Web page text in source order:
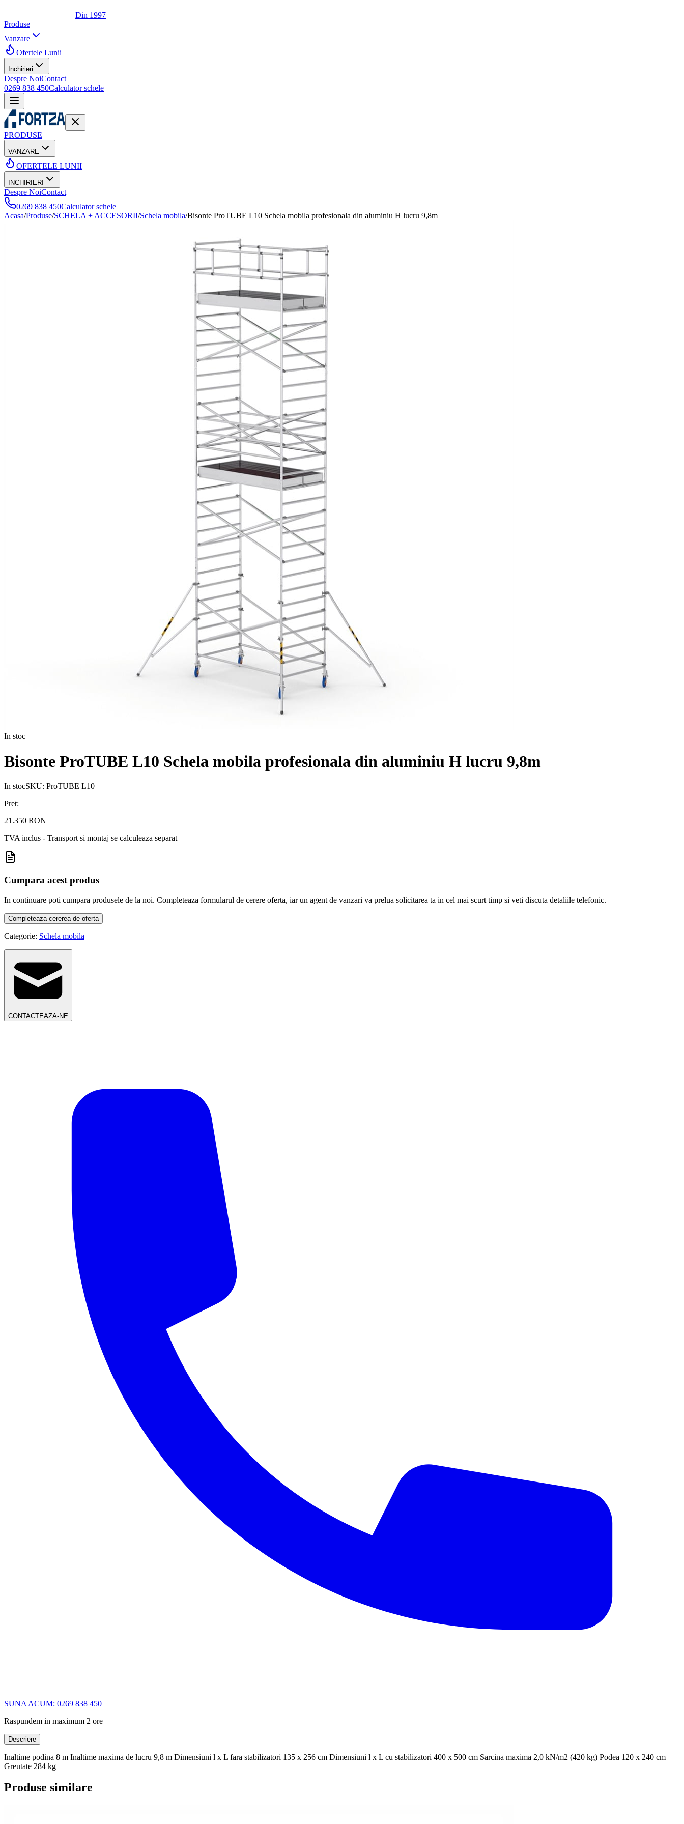
Din 1997
Produse
Vanzare
Ofertele Lunii
Inchirieri
Despre NoiContact
0269 838 450Calculator schele
PRODUSE
VANZARE
OFERTELE LUNII
INCHIRIERI
Despre NoiContact
0269 838 450Calculator schele
Acasa/Produse/SCHELA + ACCESORII/Schela mobila/Bisonte ProTUBE L10 Schela mobila profesionala din aluminiu H lucru 9,8m
In stoc
Bisonte ProTUBE L10 Schela mobila profesionala din aluminiu H lucru 9,8m
In stocSKU: ProTUBE L10
Pret:
21.350 RON
TVA inclus - Transport si montaj se calculeaza separat
Cumpara acest produs
In continuare poti cumpara produsele de la noi. Completeaza formularul de cerere oferta, iar un agent de vanzari va prelua solicitarea ta in cel mai scurt timp si veti discuta detaliile telefonic.
Completeaza cererea de oferta
Categorie: Schela mobila
CONTACTEAZA-NE
SUNA ACUM: 0269 838 450
Raspundem in maximum 2 ore
Descriere
Inaltime podina 8 m Inaltime maxima de lucru 9,8 m Dimensiuni l x L fara stabilizatori 135 x 256 cm Dimensiuni l x L cu stabilizatori 400 x 500 cm Sarcina maxima 2,0 kN/m2 (420 kg) Podea 120 x 240 cm
Greutate 284 kg
Produse similare